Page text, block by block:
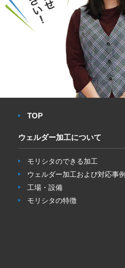
TOP
ウェルダー加工について
モリシタのできる加工
ウェルダー加工および対応事例
工場・設備
モリシタの特徴